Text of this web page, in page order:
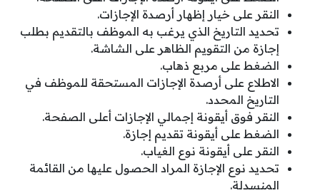
النقر على خيار إظهار أرصدة الإجازات.
تحديد التاريخ الذي يرغب به الموظف بالتقديم بطلب
إجازة من التقويم الظاهر على الشاشة.
الضغط على مربع ذهاب.
الاطلاع على أرصدة الإجازات المستحقة للموظف في
التاريخ المحدد.
النقر فوق أيقونة إجمالي الإجازات أعلى الصفحة.
الضغط على أيقونة تقديم إجازة.
النقر على أيقونة نوع الغياب.
تحديد نوع الإجازة المراد الحصول عليها من القائمة
المنسدلة.